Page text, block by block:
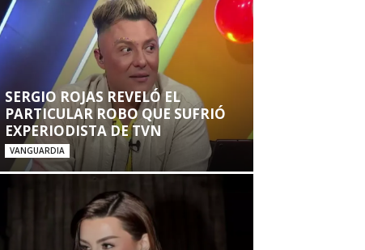
SERGIO ROJAS REVELÓ EL
PARTICULAR ROBO QUE SUFRIÓ
EXPERIODISTA DE TVN
VANGUARDIA